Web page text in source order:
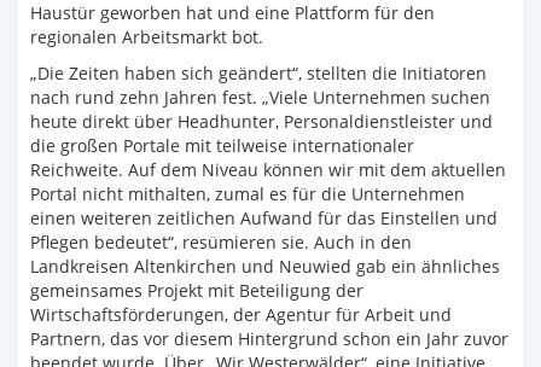
Haustür geworben hat und eine Plattform für den
regionalen Arbeitsmarkt bot.
„Die Zeiten haben sich geändert“, stellten die Initiatoren
nach rund zehn Jahren fest. „Viele Unternehmen suchen
heute direkt über Headhunter, Personaldienstleister und
die großen Portale mit teilweise internationaler
Reichweite. Auf dem Niveau können wir mit dem aktuellen
Portal nicht mithalten, zumal es für die Unternehmen
einen weiteren zeitlichen Aufwand für das Einstellen und
Pflegen bedeutet“, resümieren sie. Auch in den
Landkreisen Altenkirchen und Neuwied gab ein ähnliches
gemeinsames Projekt mit Beteiligung der
Wirtschaftsförderungen, der Agentur für Arbeit und
Partnern, das vor diesem Hintergrund schon ein Jahr zuvor